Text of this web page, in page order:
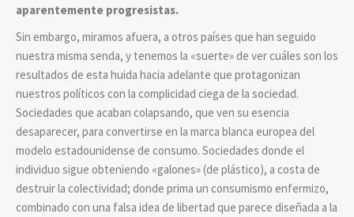
aparentemente progresistas.
Sin embargo, miramos afuera, a otros países que han seguido
nuestra misma senda, y tenemos la «suerte» de ver cuáles son los
resultados de esta huida hacia adelante que protagonizan
nuestros políticos con la complicidad ciega de la sociedad.
Sociedades que acaban colapsando, que ven su esencia
desaparecer, para convertirse en la marca blanca europea del
modelo estadounidense de consumo. Sociedades donde el
individuo sigue obteniendo «galones» (de plástico), a costa de
destruir la colectividad; donde prima un consumismo enfermizo,
combinado con una falsa idea de libertad que parece diseñada a la